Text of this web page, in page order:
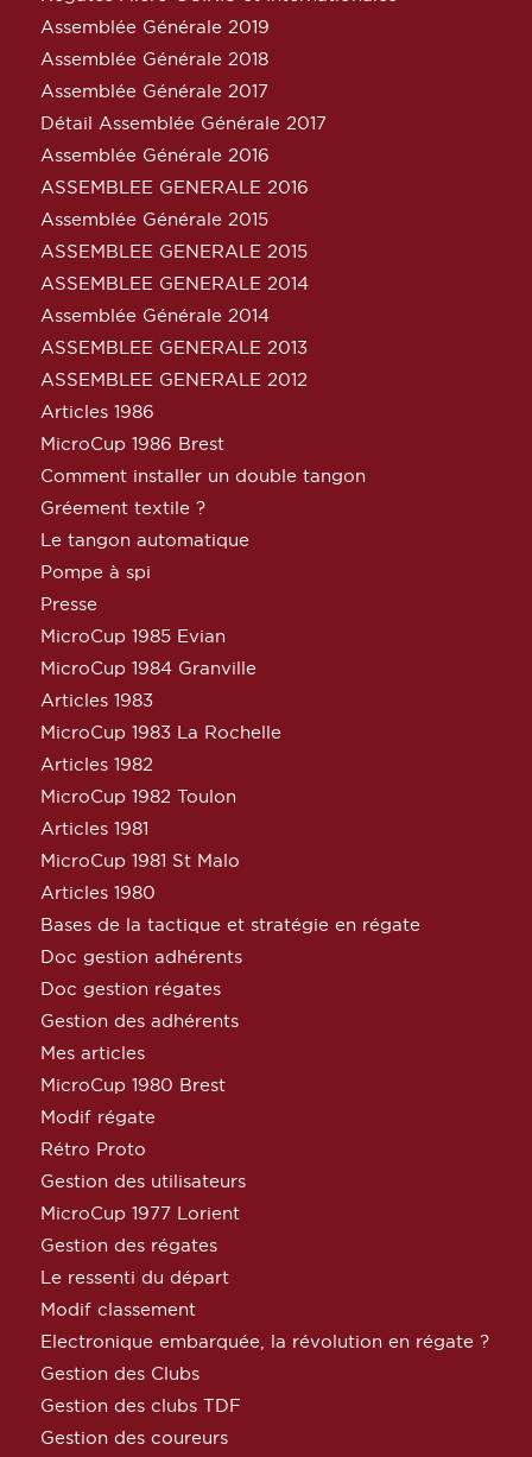
Assemblée Générale 2019
Assemblée Générale 2018
Assemblée Générale 2017
Détail Assemblée Générale 2017
Assemblée Générale 2016
ASSEMBLEE GENERALE 2016
Assemblée Générale 2015
ASSEMBLEE GENERALE 2015
ASSEMBLEE GENERALE 2014
Assemblée Générale 2014
ASSEMBLEE GENERALE 2013
ASSEMBLEE GENERALE 2012
Articles 1986
MicroCup 1986 Brest
Comment installer un double tangon
Gréement textile ?
Le tangon automatique
Pompe à spi
Presse
MicroCup 1985 Evian
MicroCup 1984 Granville
Articles 1983
MicroCup 1983 La Rochelle
Articles 1982
MicroCup 1982 Toulon
Articles 1981
MicroCup 1981 St Malo
Articles 1980
Bases de la tactique et stratégie en régate
Doc gestion adhérents
Doc gestion régates
Gestion des adhérents
Mes articles
MicroCup 1980 Brest
Modif régate
Rétro Proto
Gestion des utilisateurs
MicroCup 1977 Lorient
Gestion des régates
Le ressenti du départ
Modif classement
Electronique embarquée, la révolution en régate ?
Gestion des Clubs
Gestion des clubs TDF
Gestion des coureurs